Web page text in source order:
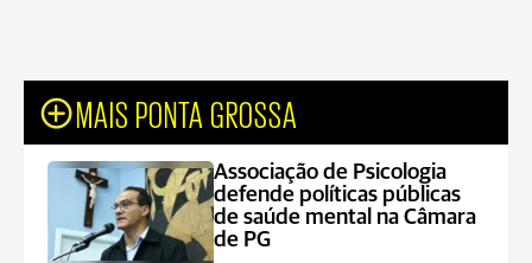
MAIS PONTA GROSSA
Associação de Psicologia
defende políticas públicas
de saúde mental na Câmara
de PG